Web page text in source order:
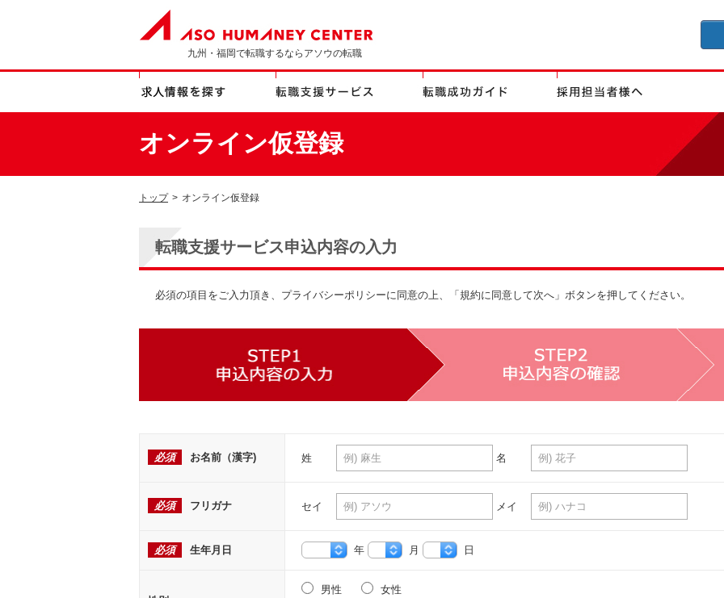
九州・福岡で転職するならアソウの転職
オンライン仮登録
トップ > オンライン仮登録
転職支援サービス申込内容の入力
必須の項目をご入力頂き、プライバシーポリシーに同意の上、「規約に同意して次へ」ボタンを押してください。
必須 お名前（漢字) 姓 名
必須 フリガナ セイ メイ
必須 生年月日 年 月 日
男性
女性